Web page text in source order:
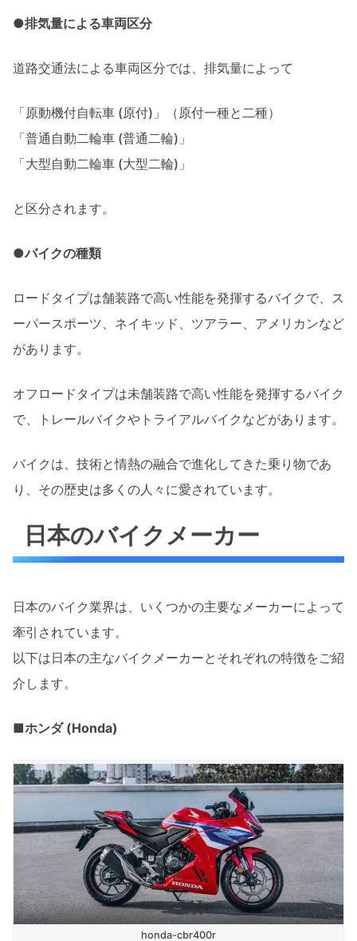
●排気量による車両区分
道路交通法による車両区分では、排気量によって
「原動機付自転車 (原付)」（原付一種と二種）
「普通自動二輪車 (普通二輪)」
「大型自動二輪車 (大型二輪)」
と区分されます。
●バイクの種類
ロードタイプは舗装路で高い性能を発揮するバイクで、ス
ーパースポーツ、ネイキッド、ツアラー、アメリカンなど
があります。
オフロードタイプは未舗装路で高い性能を発揮するバイク
で、トレールバイクやトライアルバイクなどがあります。
バイクは、技術と情熱の融合で進化してきた乗り物であ
り、その歴史は多くの人々に愛されています。
日本のバイクメーカー
日本のバイク業界は、いくつかの主要なメーカーによって
牽引されています。
以下は日本の主なバイクメーカーとそれぞれの特徴をご紹
介します。
■ホンダ (Honda)
honda-cbr400r